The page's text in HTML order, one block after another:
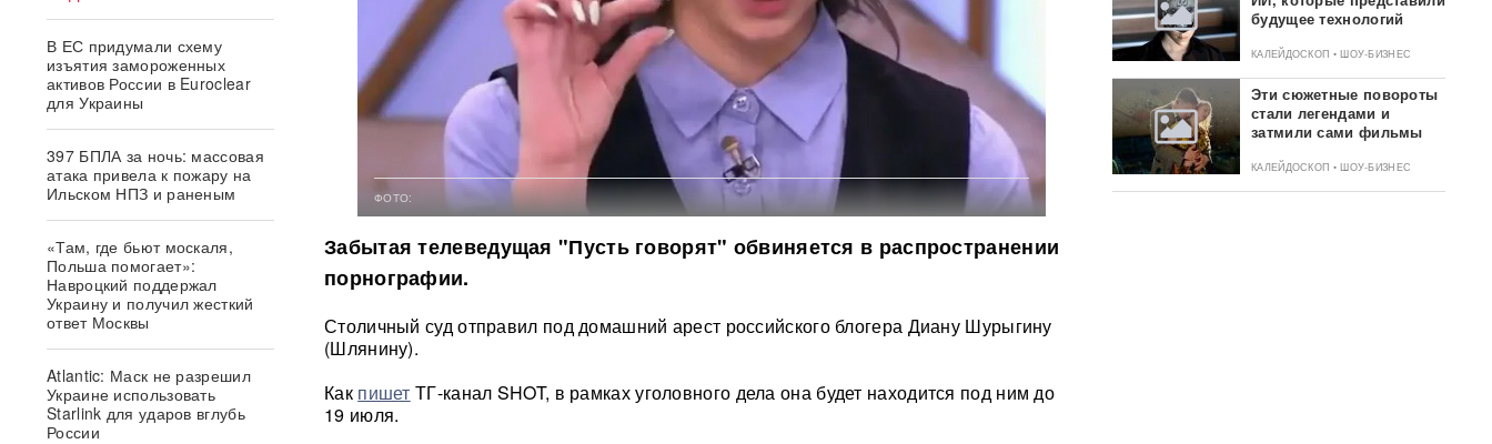
В ЕС придумали схему
изъятия замороженных
активов России в Euroclear
для Украины
397 БПЛА за ночь: массовая
атака привела к пожару на
Ильском НПЗ и раненым
«Там, где бьют москаля,
Польша помогает»:
Навроцкий поддержал
Украину и получил жесткий
ответ Москвы
Atlantic: Маск не разрешил
Украине использовать
Starlink для ударов вглубь
России
ФОТО:
Забытая телеведущая "Пусть говорят" обвиняется в распространении
порнографии.
Столичный суд отправил под домашний арест российского блогера Диану Шурыгину
(Шлянину).
Как пишет ТГ-канал SHOT, в рамках уголовного дела она будет находится под ним до
19 июля.
будущее технологий
КАЛЕЙДОСКОП • ШОУ-БИЗНЕС
Эти сюжетные повороты
стали легендами и
затмили сами фильмы
КАЛЕЙДОСКОП • ШОУ-БИЗНЕС